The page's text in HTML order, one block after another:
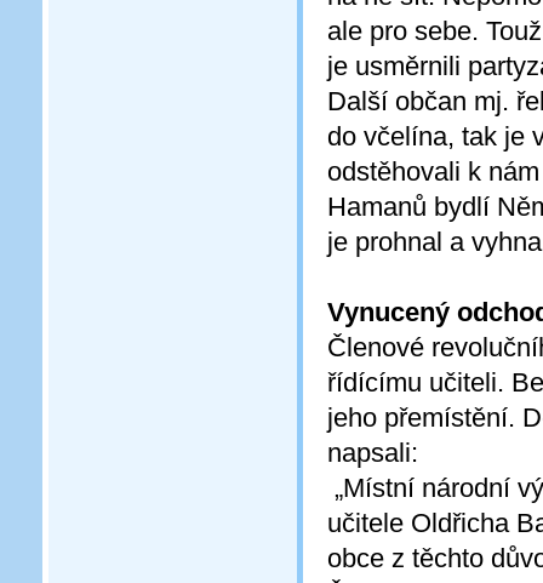
ale pro sebe.
je usměrnili
Další občan mj.
do včelína, tak je
odstěhovali k
Hamanů bydlí
je prohnal a
Vynucený
Členové
řídícímu učiteli.
jeho přemístění.
napsali:
„Místní národní
učitele Oldřicha
obce z těchto